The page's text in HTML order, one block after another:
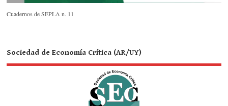
Cuadernos de SEPLA n. 11
Sociedad de Economía Crítica (AR/UY)